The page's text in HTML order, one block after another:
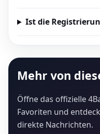
Ist die
Mehr von
Öffne das offizielle
Favoriten und
direkte Nachrichten.